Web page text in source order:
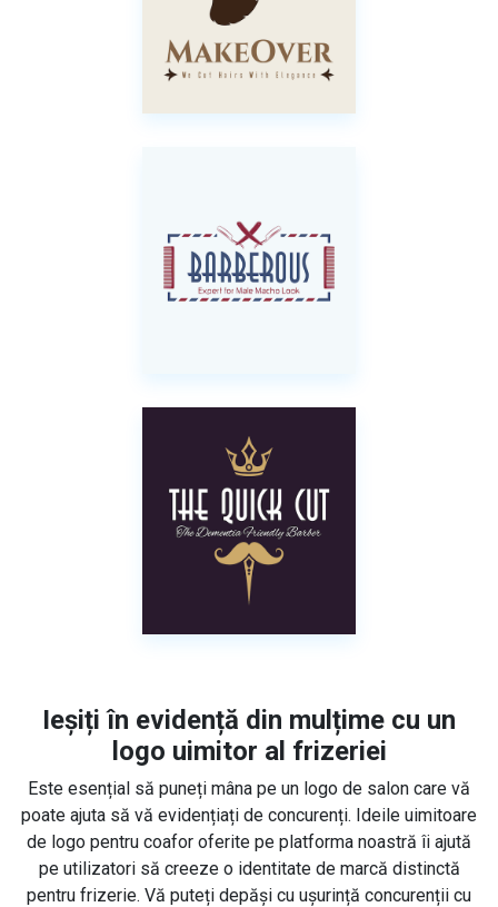
Ieșiți în evidență din mulțime cu un
logo uimitor al frizeriei
Este esențial să puneți mâna pe un logo de salon care vă
poate ajuta să vă evidențiați de concurenți. Ideile uimitoare
de logo pentru coafor oferite pe platforma noastră îi ajută
pe utilizatori să creeze o identitate de marcă distinctă
pentru frizerie. Vă puteți depăși cu ușurință concurenții cu